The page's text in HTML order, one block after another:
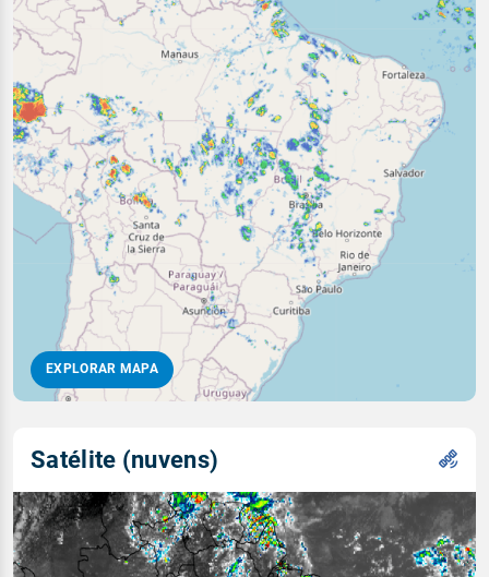
EXPLORAR MAPA
Satélite (nuvens)